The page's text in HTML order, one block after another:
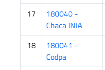
17
180040 -
Chaca INIA
18
180041 -
Codpa